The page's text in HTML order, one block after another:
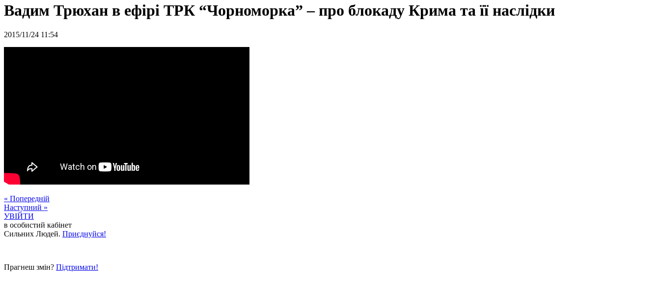
Вадим Трюхан в ефірі ТРК “Чорноморка” – про блокаду Крима та її наслідки
2015/11/24 11:54
« Попередній
Наступний »
УВІЙТИ
в особистий кабінет
Сильних Людей. Приєднуйся!
Прагнеш змін? Підтримати!